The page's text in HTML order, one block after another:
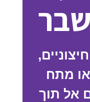
או מתח
אל תוך